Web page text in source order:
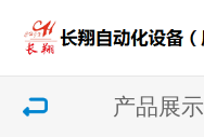
产品展示